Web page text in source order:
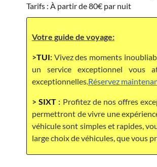
Tarifs : À partir de 80€ par nuit
Votre guide de voyage:
>TUI: Vivez des moments
un service exceptionnel vous
exceptionnelles.Réservez
>SIXT : Profitez de nos offres
permettront de vivre une
véhicule sont simples et rapides,
large choix de véhicules, que vous